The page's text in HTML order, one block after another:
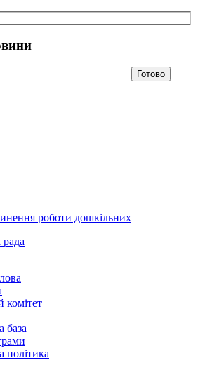
роботи дошкільних
комітет
база
політика